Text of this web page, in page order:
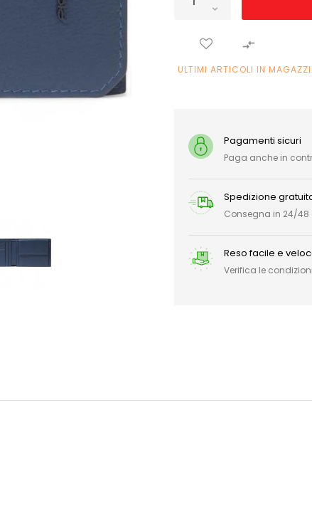

ULTIMI ARTICOLI IN
Pagamenti sicuri
Paga anche in
Spedizione
Consegna in 24/48
Reso facile e
Verifica le